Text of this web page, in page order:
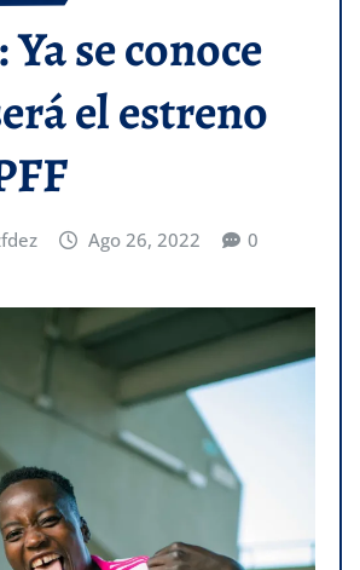
se conoce
el estreno
Ago 26, 2022 0